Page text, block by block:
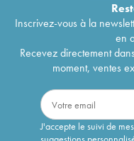
Inscrivez-vous à la
en
Recevez directement
moment, ventes
J'accepte le suivi de